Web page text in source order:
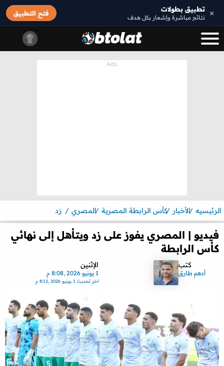
× تطبيق بطولات
نتائج مباشرة وإشعار بكل هدف
فتح التطبيق
الرئيسيه الأخبار كأس الرابطة المصرية المصري زد
فيديو | المصري يفوز على زد ويتأهل إلى نهائي
كأس الرابطة
كتب
أدهم طارق
الإثنين
1 يونيو 2026 ,8:08 م
اخر تحديث 1 يونيو 2026 ,8:12 م